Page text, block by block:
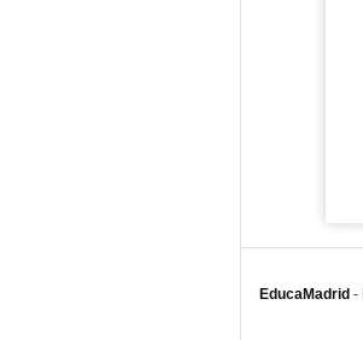
EducaMadrid -